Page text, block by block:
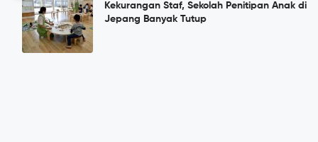
Kekurangan Staf, Sekolah Penitipan Anak di
Jepang Banyak Tutup